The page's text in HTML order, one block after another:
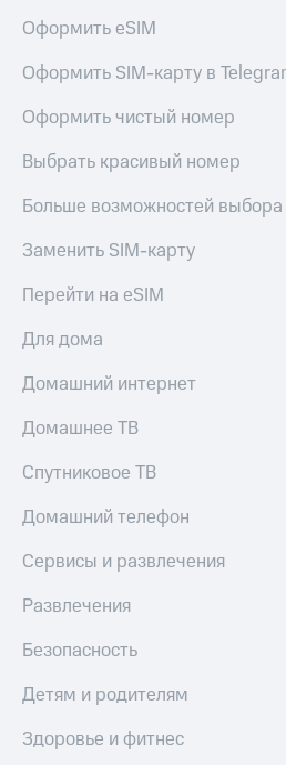
Оформить eSIM
Оформить SIM-карту в
Оформить чистый номер
Выбрать красивый номер
Больше возможностей
Заменить SIM-карту
Перейти на eSIM
Для дома
Домашний интернет
Домашнее ТВ
Спутниковое ТВ
Домашний телефон
Сервисы и развлечения
Развлечения
Безопасность
Детям и родителям
Здоровье и фитнес